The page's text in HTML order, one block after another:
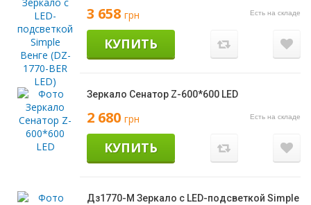
3 658 грн Есть на складе
КУПИТЬ
Зеркало Сенатор Z-600*600 LED
2 680 грн Есть на складе
КУПИТЬ
Дз1770-М Зеркало с LED-подсветкой Simple